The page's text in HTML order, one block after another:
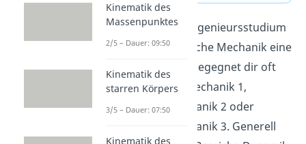
Im klassischen Ingenieursstudium
spielt die technische Mechanik eine
große Rolle. Sie begegnet dir oft
als technische Mechanik 1,
technische Mechanik 2 oder
technische Mechanik 3. Generell
Kinematik des
Massenpunktes
2/5 – Dauer: 09:50
Kinematik des
starren Körpers
3/5 – Dauer: 07:50
Kinematik des